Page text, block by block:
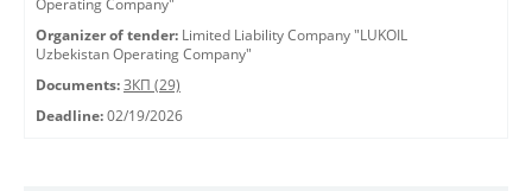
Operating Company"
Organizer of tender: Limited Liability Company "LUKOIL
Uzbekistan Operating Company"
Documents: ЗКП (29)
Deadline: 02/19/2026